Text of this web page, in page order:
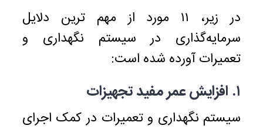
در زیر، ۱۱ مورد از مهم ترین دلایل
سرمایه‌گذاری در سیستم نگهداری و
تعمیرات آورده شده است:
۱. افزایش عمر مفید تجهیزات
سیستم نگهداری و تعمیرات در کمک اجرای